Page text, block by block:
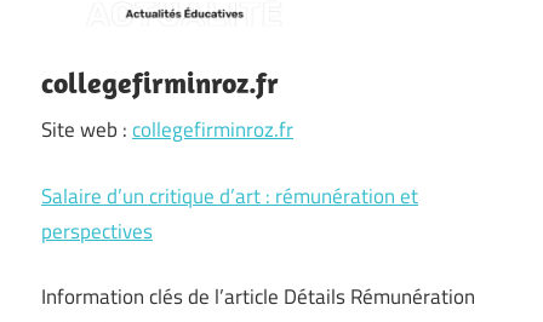
collegefirminroz.fr
Site web :collegefirminroz.fr
Salaire d’un critique d’art : rémunération et
perspectives
Information clés de l’article Détails Rémunération